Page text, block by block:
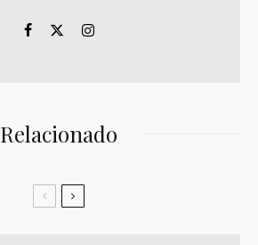
Relacionado